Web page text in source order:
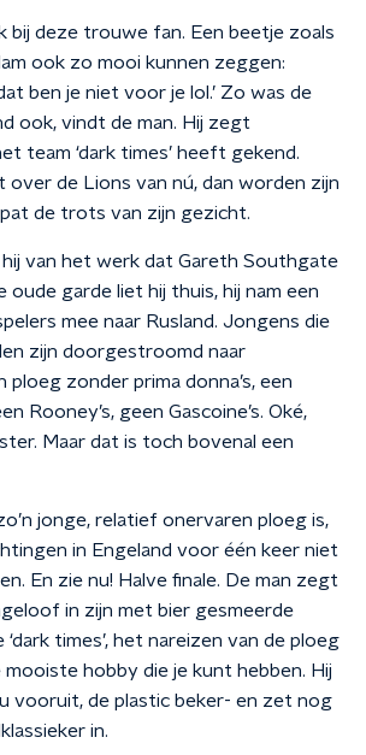
bij deze trouwe fan. Een beetje zoals
ook zo mooi kunnen zeggen:
ben je niet voor je lol.’ Zo was de
ook, vindt de man. Hij zegt
team ‘dark times’ heeft gekend.
over de Lions van nú, dan worden zijn
de trots van zijn gezicht.
van het werk dat Gareth Southgate
oude garde liet hij thuis, hij nam een
mee naar Rusland. Jongens die
zijn doorgestroomd naar
ploeg zonder prima donna’s, een
Rooney’s, geen Gascoine’s. Oké,
Maar dat is toch bovenal een
jonge, relatief onervaren ploeg is,
in Engeland voor één keer niet
En zie nu! Halve finale. De man zegt
in zijn met bier gesmeerde
times’, het nareizen van de ploeg
mooiste hobby die je kunt hebben. Hij
vooruit, de plastic beker- en zet nog
in.